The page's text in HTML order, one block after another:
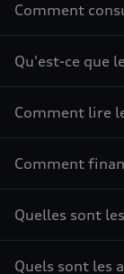
Comment
Qu'est-ce que
Comment lire
Comment
Quelles sont
Quels sont les